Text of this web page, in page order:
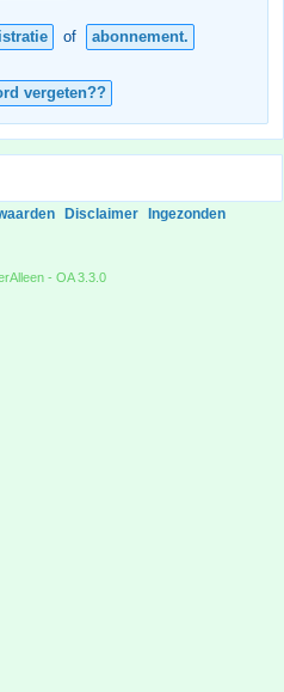
of abonnement.
vergeten??
Disclaimer Ingezonden
- OA 3.3.0